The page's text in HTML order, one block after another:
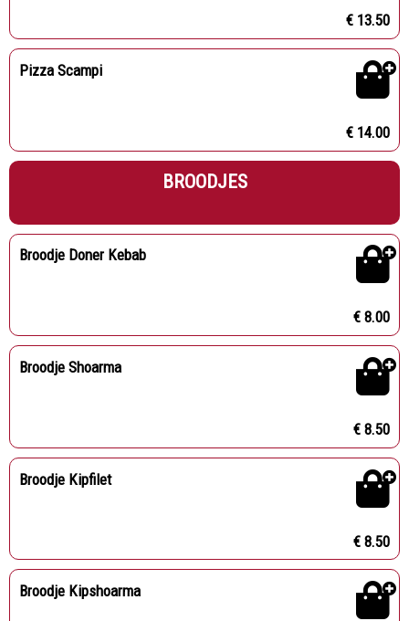
€ 13.50
Pizza Scampi
€ 14.00
BROODJES
Broodje Doner Kebab
€ 8.00
Broodje Shoarma
€ 8.50
Broodje Kipfilet
€ 8.50
Broodje Kipshoarma